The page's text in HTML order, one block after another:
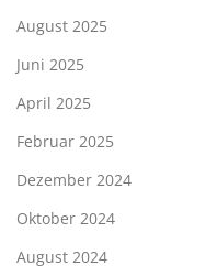
August 2025
Juni 2025
April 2025
Februar 2025
Dezember 2024
Oktober 2024
August 2024